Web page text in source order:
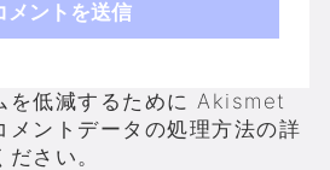
を低減するために Akismet
メントデータの処理方法の詳
ださい。